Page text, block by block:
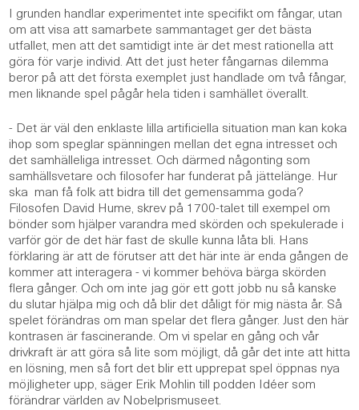
I grunden handlar experimentet inte specifikt om fångar, utan
om att visa att samarbete sammantaget ger det bästa
utfallet, men att det samtidigt inte är det mest rationella att
göra för varje individ. Att det just heter fångarnas dilemma
beror på att det första exemplet just handlade om två fångar,
men liknande spel pågår hela tiden i samhället överallt.
- Det är väl den enklaste lilla artificiella situation man kan koka
ihop som speglar spänningen mellan det egna intresset och
det samhälleliga intresset. Och därmed någonting som
samhällsvetare och filosofer har funderat på jättelänge. Hur
ska man få folk att bidra till det gemensamma goda?
Filosofen David Hume, skrev på 1700-talet till exempel om
bönder som hjälper varandra med skörden och spekulerade i
varför gör de det här fast de skulle kunna låta bli. Hans
förklaring är att de förutser att det här inte är enda gången de
kommer att interagera - vi kommer behöva bärga skörden
flera gånger. Och om inte jag gör ett gott jobb nu så kanske
du slutar hjälpa mig och då blir det dåligt för mig nästa år. Så
spelet förändras om man spelar det flera gånger. Just den här
kontrasen är fascinerande. Om vi spelar en gång och vår
drivkraft är att göra så lite som möjligt, då går det inte att hitta
en lösning, men så fort det blir ett upprepat spel öppnas nya
möjligheter upp, säger Erik Mohlin till podden Idéer som
förändrar världen av Nobelprismuseet.